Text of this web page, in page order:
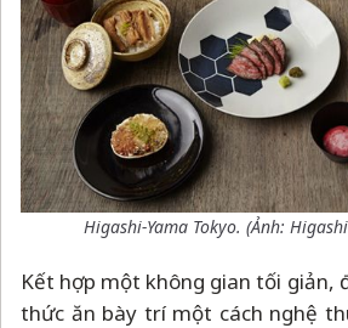
Higashi-Yama Tokyo. (Ảnh:
Kết hợp một không gian tối giản,
thức ăn bày trí một cách nghệ